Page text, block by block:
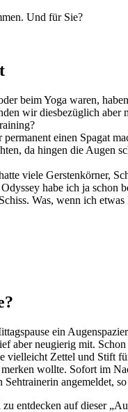
Und für Sie?
beim Yoga waren,
wir diesbezüglich aber
einen Spagat
da hingen die Augen
viele Gerstenkörner,
habe ich ja schon
Was, wenn ich etwas
ein
aber neugierig mit. Schon
vielleicht Zettel und Stift
wollte. Sofort im
angemeldet,
entdecken auf dieser